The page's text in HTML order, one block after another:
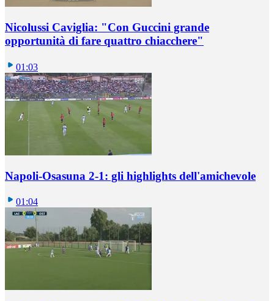
Nicolussi Caviglia: "Con Guccini grande
opportunità di fare quattro chiacchere"
01:03
Napoli-Osasuna 2-1: gli highlights dell'amichevole
01:04